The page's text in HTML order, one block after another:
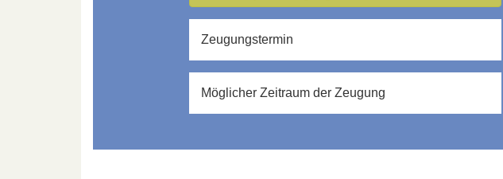
Zeugungstermin
Möglicher Zeitraum der Zeugung